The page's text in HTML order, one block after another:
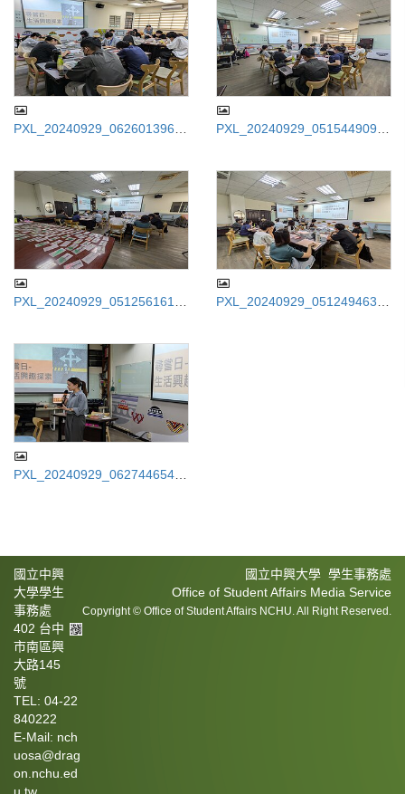
PXL_20240929_062601396.jp
PXL_20240929_051544909.M
PXL_20240929_051256161.jp
PXL_20240929_051249463.jp
PXL_20240929_062744654.jp
國立中興大學 學生事務處
Office of Student Affairs Media Service
Copyright © Office of Student Affairs NCHU. All Right Reserved.
國立中興
大學學生
事務處
402 台中
市南區興
大路145
號
TEL: 04-22
840222
E-Mail: nch
uosa@drag
on.nchu.ed